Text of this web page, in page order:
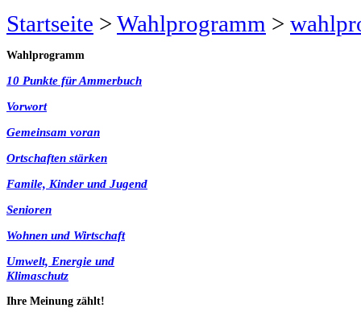
Startseite > Wahlprogramm >
Wahlprogramm
10 Punkte für Ammerbuch
Vorwort
Gemeinsam voran
Ortschaften stärken
Famile, Kinder und Jugend
Senioren
Wohnen und Wirtschaft
Umwelt, Energie und
Klimaschutz
Ihre Meinung zählt!